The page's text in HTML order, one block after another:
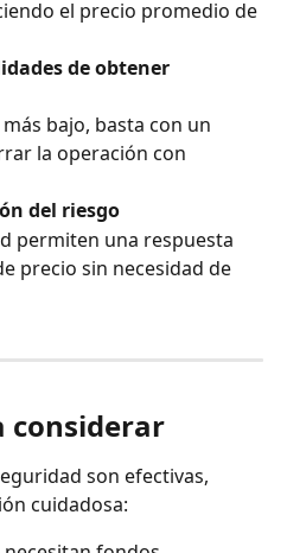
el precio promedio de
de obtener
bajo, basta con un
la operación con
del riesgo
permiten una respuesta
precio sin necesidad de
considerar
son efectivas,
cuidadosa: